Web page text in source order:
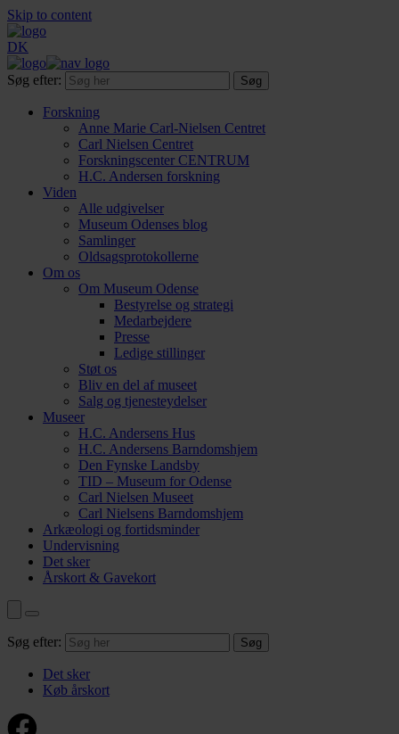
Skip to content
DK
Søg efter:
Forskning
Anne Marie Carl-Nielsen Centret
Carl Nielsen Centret
Forsknings­center CENTRUM
H.C. Andersen forskning
Viden
Alle udgivelser
Museum Odenses blog
Samlinger
Oldsagsprotokollerne
Om os
Om Museum Odense
Bestyrelse og strategi
Medarbejdere
Presse
Ledige stillinger
Støt os
Bliv en del af museet
Salg og tjenesteydelser
Museer
H.C. Andersens Hus
H.C. Andersens Barndomshjem
Den Fynske Landsby
TID – Museum for Odense
Carl Nielsen Museet
Carl Nielsens Barndomshjem
Arkæologi og fortidsminder
Undervisning
Det sker
Årskort & Gavekort
Søg efter:
Det sker
Køb årskort